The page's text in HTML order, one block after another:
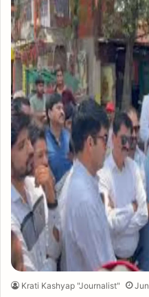
Krati Kashyap "Journalist"